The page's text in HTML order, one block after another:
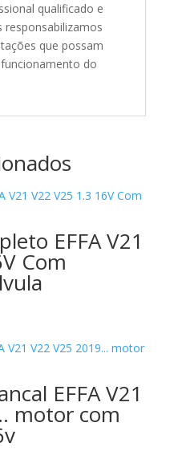
qualificado e
responsabilizamos
que possam
do
EFFA V21
Com
EFFA V21
motor com